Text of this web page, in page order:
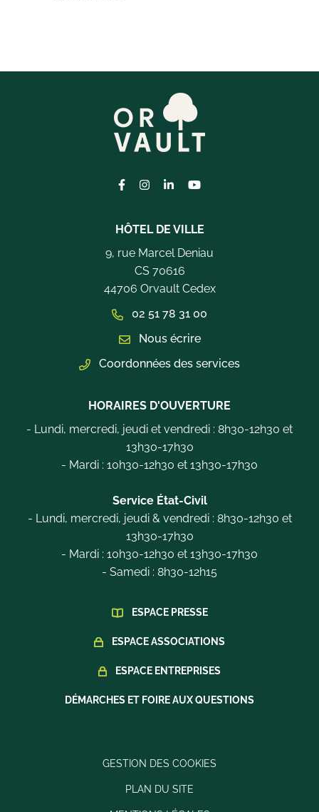
Lien vers le compte Facebook
Lien vers le compte Instagram
Lien vers le compte Linkedin
Lien vers la chaîne
HÔTEL DE VILLE
9, rue Marcel Deniau
CS 70616
44706 Orvault Cedex
02 51 78 31 00
Nous écrire
Coordonnées des services
HORAIRES D'OUVERTURE
- Lundi, mercredi, jeudi et vendredi : 8h30-12h30 et
13h30-17h30
- Mardi : 10h30-12h30 et 13h30-17h30
Service État-Civil
- Lundi, mercredi, jeudi & vendredi : 8h30-12h30 et
13h30-17h30
- Mardi : 10h30-12h30 et 13h30-17h30
- Samedi : 8h30-12h15
ESPACE PRESSE
ESPACE ASSOCIATIONS
ESPACE ENTREPRISES
DÉMARCHES ET FOIRE AUX QUESTIONS
GESTION DES COOKIES
PLAN DU SITE